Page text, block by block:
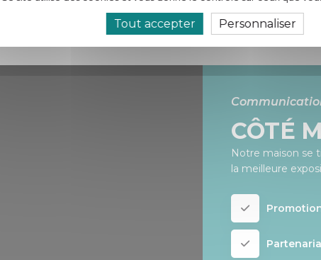
CÔTÉ
Notre maison se
la meilleure
Tout accepter Personnaliser